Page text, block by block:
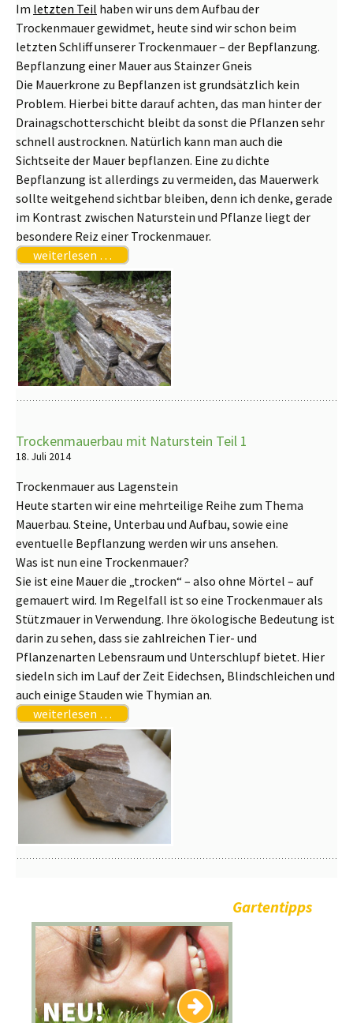
Im letzten Teil haben wir uns dem Aufbau der
Trockenmauer gewidmet, heute sind wir schon beim
letzten Schliff unserer Trockenmauer – der Bepflanzung.
Bepflanzung einer Mauer aus Stainzer Gneis
Die Mauerkrone zu Bepflanzen ist grundsätzlich kein
Problem. Hierbei bitte darauf achten, das man hinter der
Drainagschotterschicht bleibt da sonst die Pflanzen sehr
schnell austrocknen. Natürlich kann man auch die
Sichtseite der Mauer bepflanzen. Eine zu dichte
Bepflanzung ist allerdings zu vermeiden, das Mauerwerk
sollte weitgehend sichtbar bleiben, denn ich denke, gerade
im Kontrast zwischen Naturstein und Pflanze liegt der
besondere Reiz einer Trockenmauer.
weiterlesen …
Trockenmauerbau mit Naturstein Teil 1
18. Juli 2014
Trockenmauer aus Lagenstein
Heute starten wir eine mehrteilige Reihe zum Thema
Mauerbau. Steine, Unterbau und Aufbau, sowie eine
eventuelle Bepflanzung werden wir uns ansehen.
Was ist nun eine Trockenmauer?
Sie ist eine Mauer die „trocken“ – also ohne Mörtel – auf
gemauert wird. Im Regelfall ist so eine Trockenmauer als
Stützmauer in Verwendung. Ihre ökologische Bedeutung ist
darin zu sehen, dass sie zahlreichen Tier- und
Pflanzenarten Lebensraum und Unterschlupf bietet. Hier
siedeln sich im Lauf der Zeit Eidechsen, Blindschleichen und
auch einige Stauden wie Thymian an.
weiterlesen …
Gartentipps